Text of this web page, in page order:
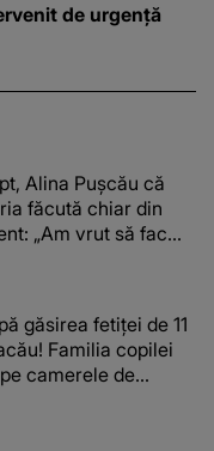
de urgență
Alina Pușcău că
făcută chiar din
„Am vrut să fac
găsirea fetiței de 11
Familia copilei
camerele de